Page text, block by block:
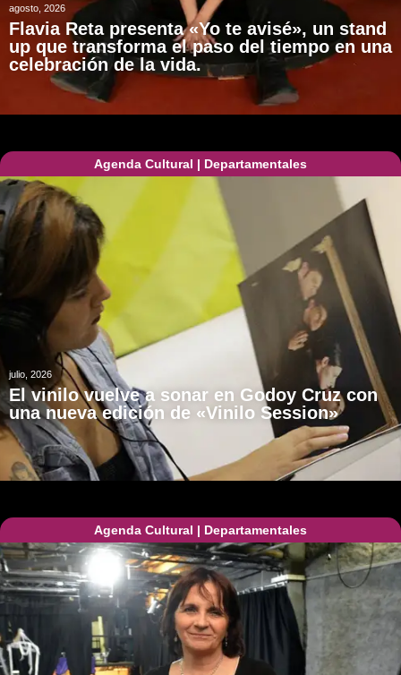
agosto, 2026
Flavia Reta presenta «Yo te avisé», un stand
up que transforma el paso del tiempo en una
celebración de la vida.
Agenda Cultural | Departamentales
julio, 2026
El vinilo vuelve a sonar en Godoy Cruz con
una nueva edición de «Vinilo Session»
Agenda Cultural | Departamentales